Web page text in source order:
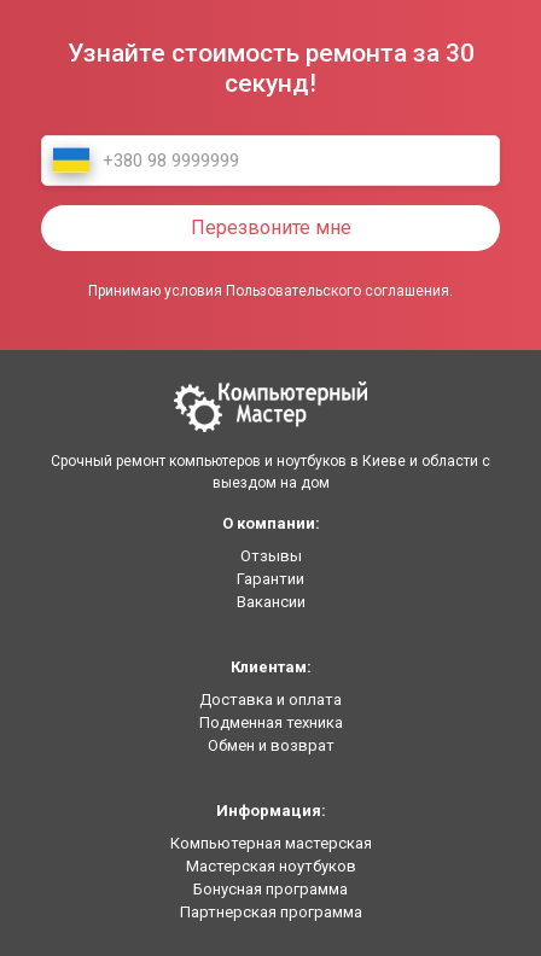
Узнайте стоимость ремонта за 30
секунд!
Перезвоните мне
Принимаю условия Пользовательского соглашения.
Срочный ремонт компьютеров и ноутбуков в Киеве и области с
выездом на дом
О компании:
Отзывы
Гарантии
Вакансии
Клиентам:
Доставка и оплата
Подменная техника
Обмен и возврат
Информация:
Компьютерная мастерская
Мастерская ноутбуков
Бонусная программа
Партнерская программа